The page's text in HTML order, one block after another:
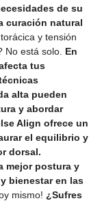
de su
curación natural
y tensión
No está solo. En
tus
alta pueden
y abordar
Align ofrece un
el equilibrio y
dorsal.
mejor postura y
bienestar en las
mismo! ¿Sufres